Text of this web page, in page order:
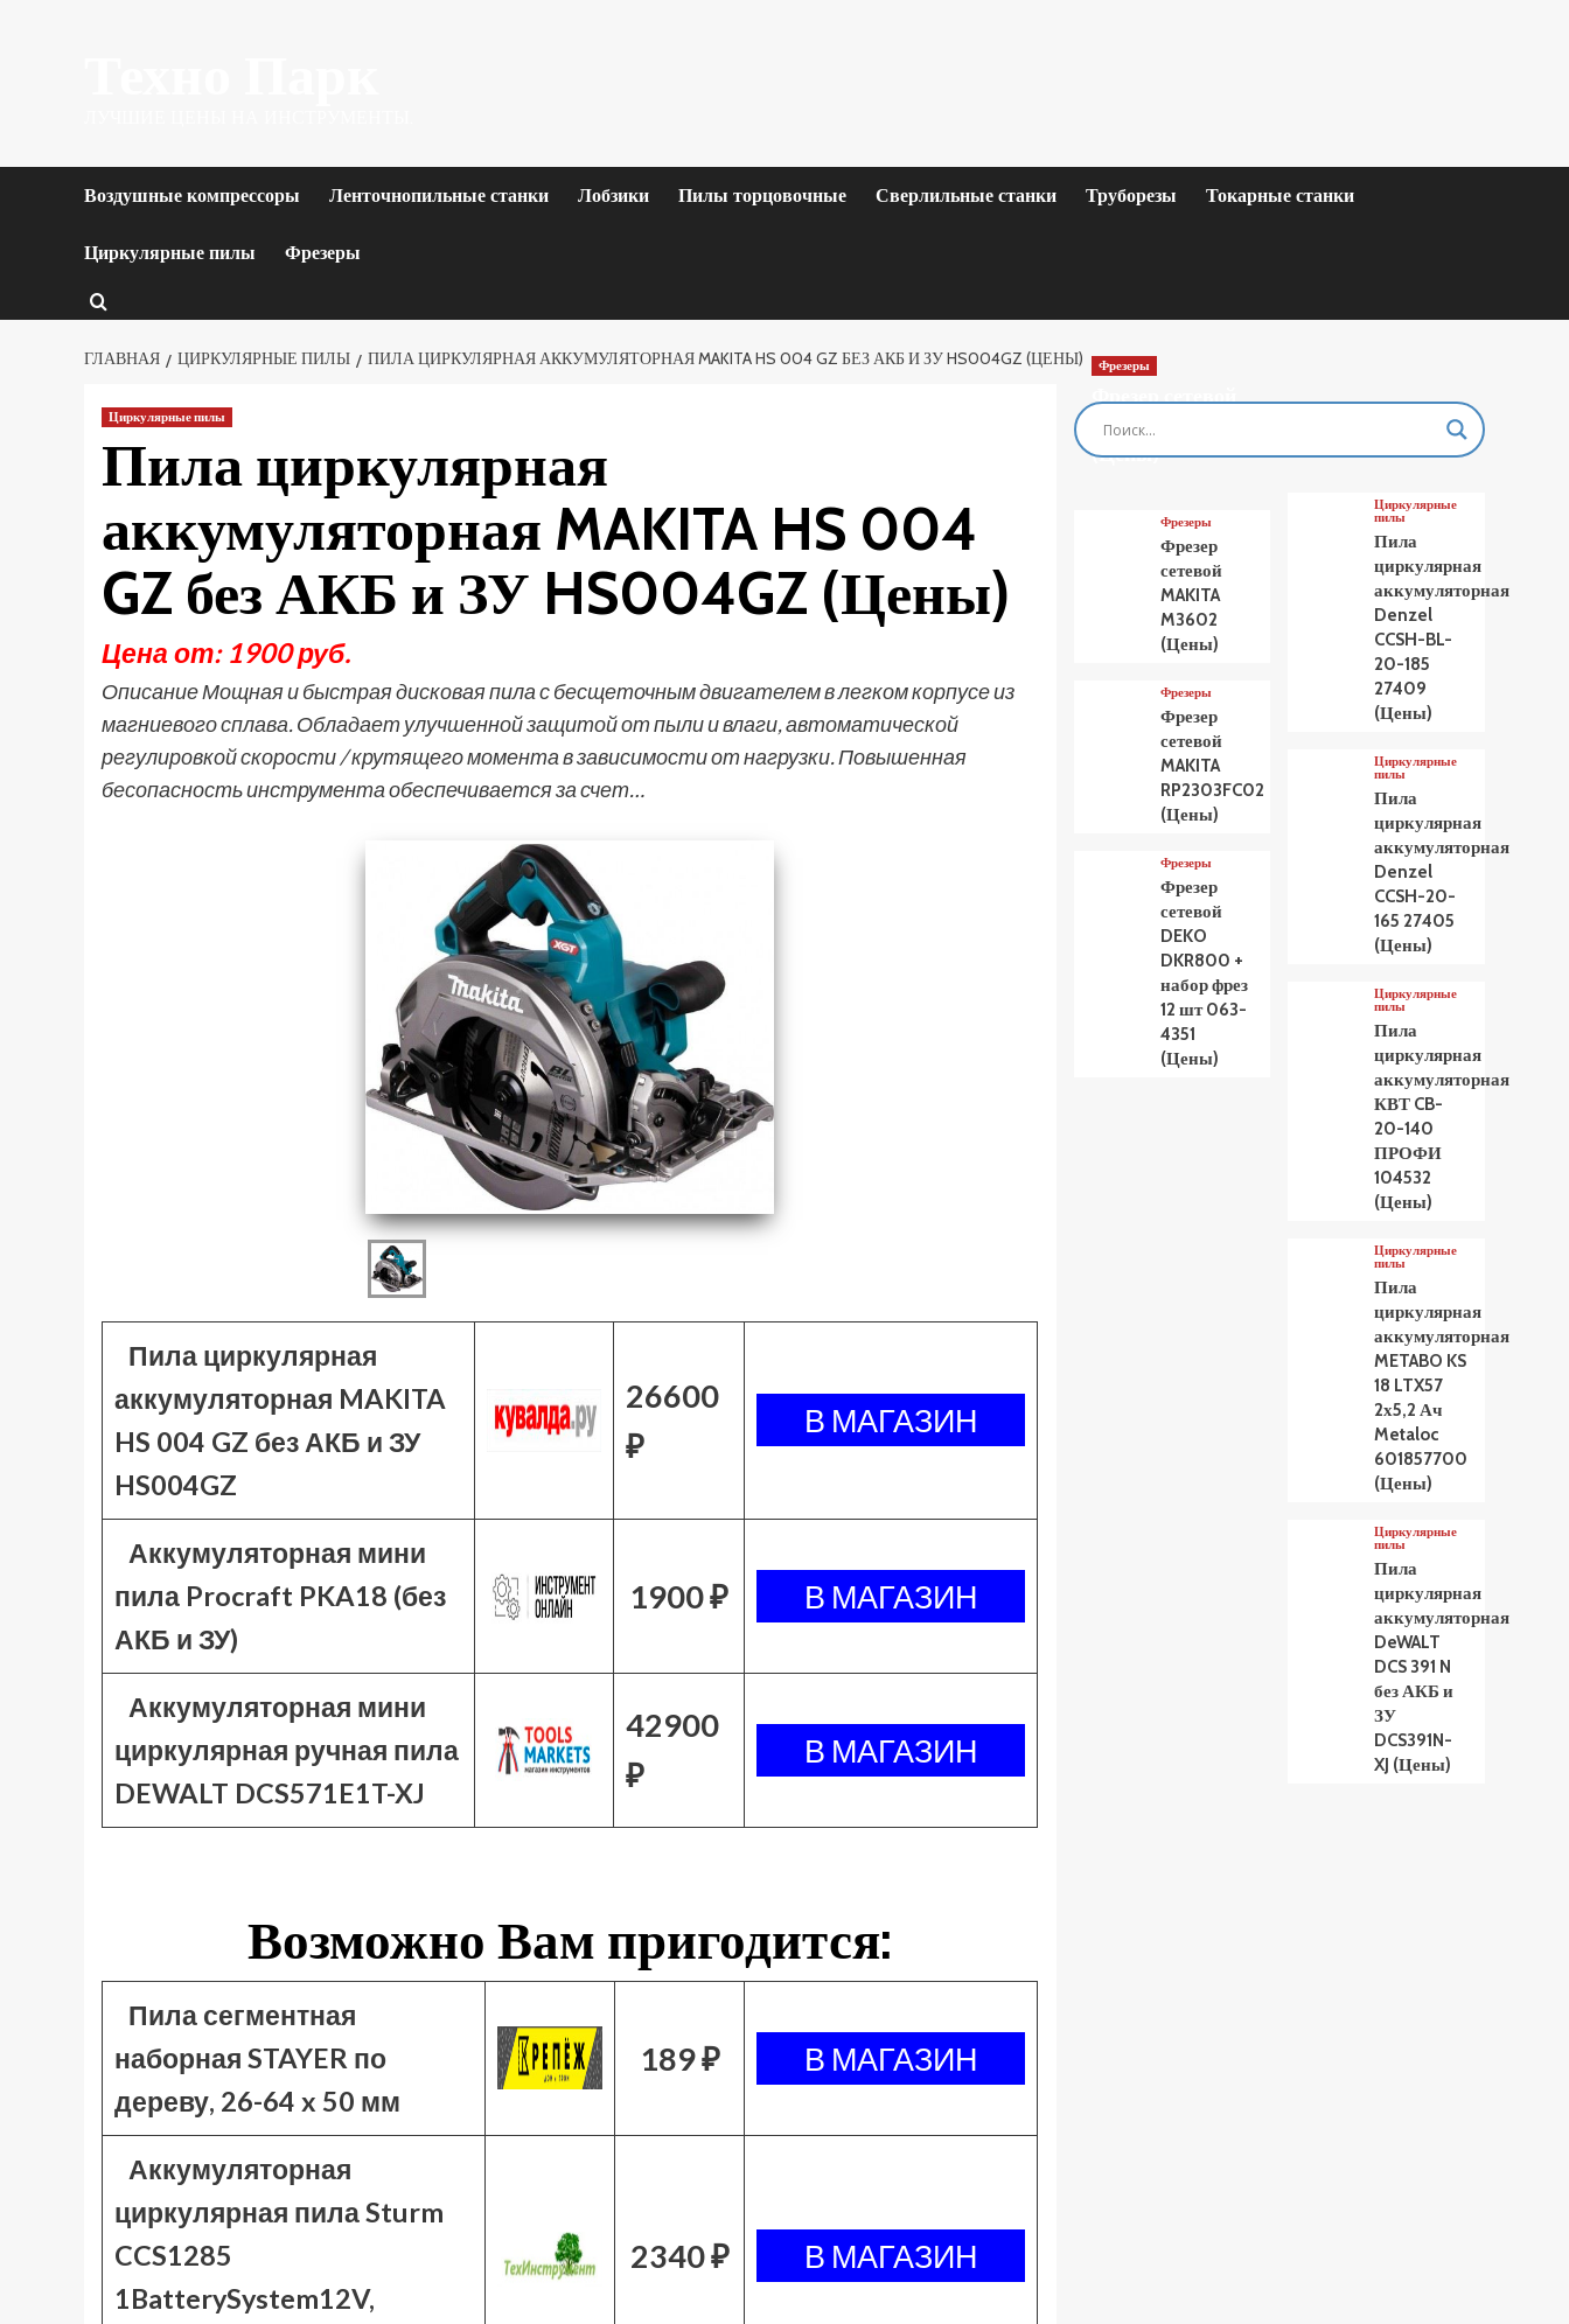
Воздушные компрессоры Ленточнопильные станки Лобзики Пилы торцовочные Сверлильные станки Труборезы Токарные станки
Циркулярные пилы Фрезеры
ГЛАВНАЯ ЦИРКУЛЯРНЫЕ ПИЛЫ ПИЛА ЦИРКУЛЯРНАЯ АККУМУЛЯТОРНАЯ MAKITA HS 004 GZ БЕЗ АКБ И ЗУ HS004GZ (ЦЕНЫ)
Циркулярные пилы
Пила циркулярная
аккумуляторная MAKITA HS 004
GZ без АКБ и ЗУ HS004GZ (Цены)
Цена от: 1900 руб.
Описание Мощная и быстрая дисковая пила с бесщеточным двигателем в легком корпусе из
магниевого сплава. Обладает улучшенной защитой от пыли и влаги, автоматической
регулировкой скорости / крутящего момента в зависимости от нагрузки. Повышенная
бесопасность инструмента обеспечивается за счет…
Пила циркулярная
аккумуляторная MAKITA
HS 004 GZ без АКБ и ЗУ
HS004GZ
26600
₽
Аккумуляторная мини
пила Procraft PKA18 (без
АКБ и ЗУ)
1900 ₽
Аккумуляторная мини
циркулярная ручная пила
DEWALT DCS571E1T-XJ
42900
₽
Возможно Вам пригодится:
Пила сегментная
наборная STAYER по
дереву, 26-64 x 50 мм
189 ₽
Аккумуляторная
циркулярная пила Sturm
CCS1285
1BatterySystem12V,
2340 ₽
Фрезеры
Фрезер сетевой
MAKITA M3601
(Цены)
Фрезеры
Фрезер
сетевой
MAKITA
M3602
(Цены)
Фрезеры
Фрезер
сетевой
MAKITA
RP2303FC02
(Цены)
Фрезеры
Фрезер
сетевой
DEKO
DKR800 +
набор фрез
12 шт 063-
4351
(Цены)
Циркулярные
пилы
Пила
циркулярная
аккумуляторная
Denzel
CCSH-BL-
20-185
27409
(Цены)
Циркулярные
пилы
Пила
циркулярная
аккумуляторная
Denzel
CCSH-20-
165 27405
(Цены)
Циркулярные
пилы
Пила
циркулярная
аккумуляторная
КВТ CB-
20-140
ПРОФИ
104532
(Цены)
Циркулярные
пилы
Пила
циркулярная
аккумуляторная
METABO KS
18 LTX57
2х5,2 Ач
Metaloc
601857700
(Цены)
Циркулярные
пилы
Пила
циркулярная
аккумуляторная
DeWALT
DCS 391 N
без АКБ и
ЗУ
DCS391N-
XJ (Цены)